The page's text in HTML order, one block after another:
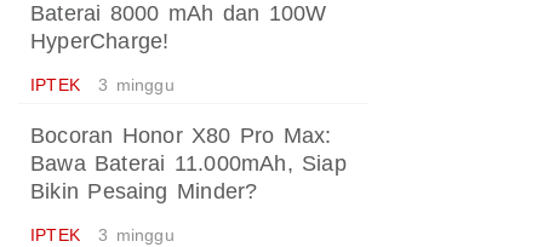
Baterai 8000 mAh dan 100W
HyperCharge!
IPTEK 3 minggu
Bocoran Honor X80 Pro Max:
Bawa Baterai 11.000mAh, Siap
Bikin Pesaing Minder?
IPTEK 3 minggu